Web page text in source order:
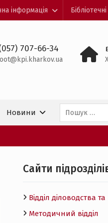
інформація
707-66-34
Новини
Пошук:
Cайти
Відділ діловодства
Методичний відділ